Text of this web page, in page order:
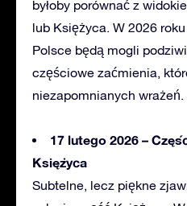
byłoby porównać z
lub Księżyca. W 2026
Polsce będą mogli
częściowe zaćmienia,
niezapomnianych wrażeń.
17 lutego 2026 –
Księżyca
Subtelne, lecz piękne